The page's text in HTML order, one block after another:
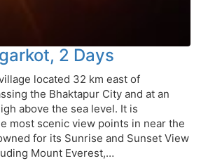
2 Days
located 32 km east of
the Bhaktapur City and at an
above the sea level. It is
most scenic view points in near the
for its Sunrise and Sunset View
Mount Everest,…